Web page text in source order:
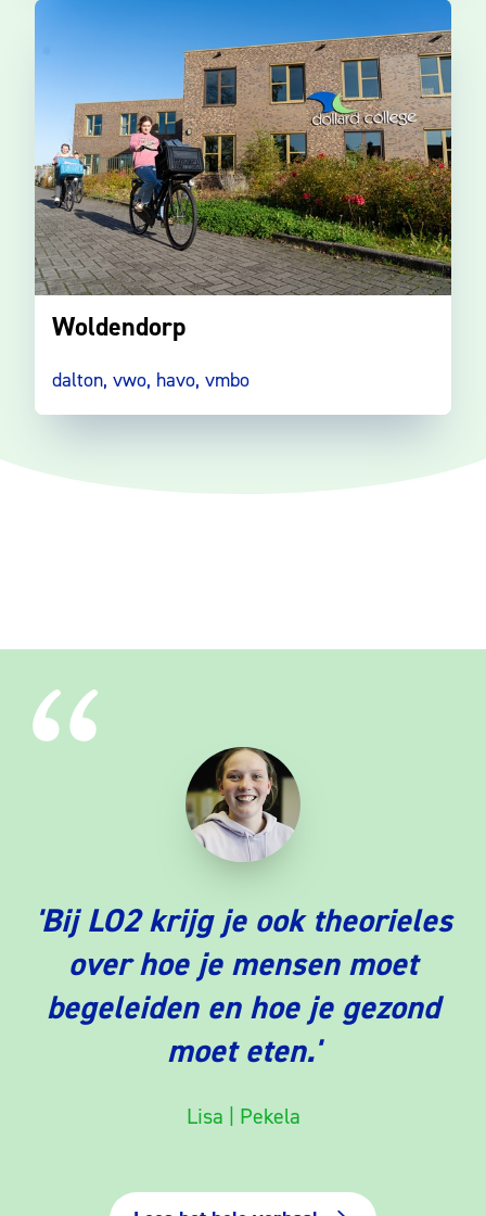
Woldendorp
dalton, vwo, havo, vmbo
'Bij LO2 krijg je ook theorieles
over hoe je mensen moet
begeleiden en hoe je gezond
moet eten.'
Lisa | Pekela